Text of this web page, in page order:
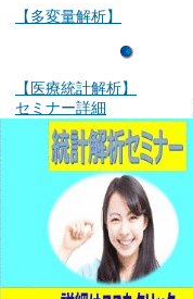
【多変量解析】
【医療統計解析】
セミナー詳細